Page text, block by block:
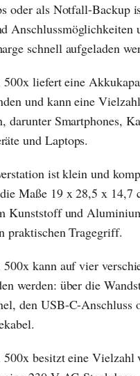
oder als Notfall-Backup
Anschlussmöglichkeiten
schnell aufgeladen
liefert eine
und kann eine
darunter Smartphones,
und Laptops.
ist klein und
Maße 19 x 28,5 x 14,7
Kunststoff und
praktischen Tragegriff.
kann auf vier
werden: über die
den USB-C-Anschluss
besitzt eine Vielzahl